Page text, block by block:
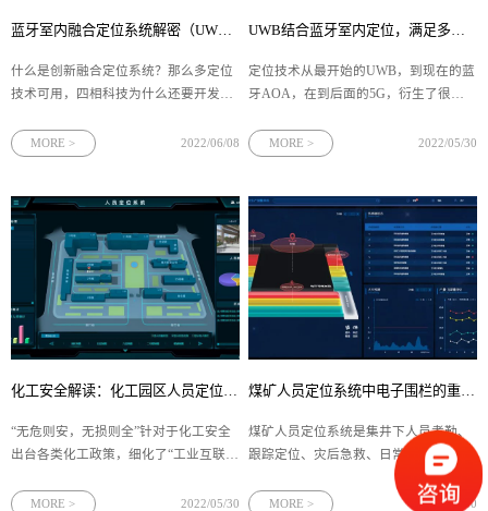
什么是创新融合定位系统？那么多定位
技术可用，四相科技为什么还要开发多
UWB定位技术应用最为广泛，但是场景
UWB、zigbee多技术融合，利索当然成
为了室内定位“最优解”。
MORE > 2022/06/08
定位技术从最开始的UWB，到现在的蓝
牙AOA，在到后面的5G，衍生了很多
景，许多ToB领域企业围栏追求最优解
定位行业已经涉足有9年的行业经验，
所以我们在深耕行业需求中提出：“多技
术融合”成为定位技术发展的必然趋势。
将蓝牙室内定位与UWB定位融合，在不
同区域满足空间的定位需求。
MORE > 2022/05/30
“无危则安，无损则全”针对于化工安全
出台各类化工政策，细化了“工业互联网
对化工园区人员定位系统的建设内容和
MORE > 2022/05/30
煤矿人员定位系统是集井下人员考勤、
跟踪定位、灾后急救、日常管理等一体
的综合性运用系统，而这一系统的产生
都是为了支撑煤矿安全生产管理体系，
MORE > 2022/05/30